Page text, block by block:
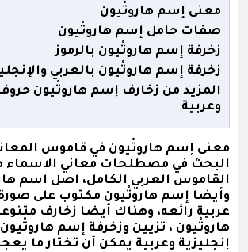
معنى إسم هاروتْيون
صفات حامل إسم هاروتْيون
زخرفة إسم هاروتْيون بالرموز
زخرفة إسم هاروتْيون بالعربي
المزيد من زخارف إسم هاروتْيون
وعربية
معنى إسم هاروتْيون في قاموس
البحث في مصطلحات معاني
القاموس العربي الكامل، اصل اسم
وأيضا إسم هاروتْيون مكتوب على
عربية رائعه، وهناك أيضا زخارف
هاروتْيون ، تزيين وزخرفة إسم
إنجليزية وعربية يمكن أن تختار ما